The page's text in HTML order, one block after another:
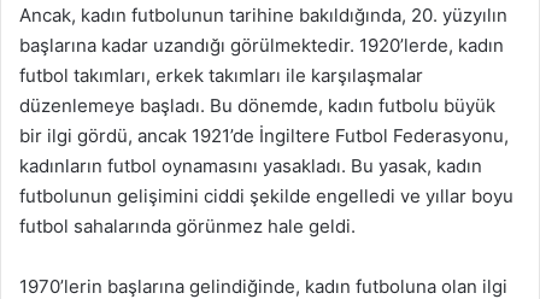
Ancak, kadın futbolunun tarihine bakıldığında, 20. yüzyılın
başlarına kadar uzandığı görülmektedir. 1920’lerde, kadın
futbol takımları, erkek takımları ile karşılaşmalar
düzenlemeye başladı. Bu dönemde, kadın futbolu büyük
bir ilgi gördü, ancak 1921’de İngiltere Futbol Federasyonu,
kadınların futbol oynamasını yasakladı. Bu yasak, kadın
futbolunun gelişimini ciddi şekilde engelledi ve yıllar boyu
futbol sahalarında görünmez hale geldi.
1970’lerin başlarına gelindiğinde, kadın futboluna olan ilgi